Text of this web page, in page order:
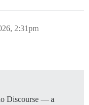
2:31pm
Discourse — a